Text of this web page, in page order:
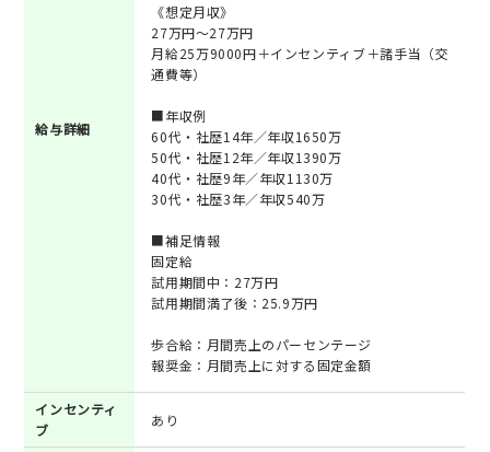
給与詳細
《想定月収》
27万円～27万円
月給25万9000円＋インセンティブ＋諸手当（交
通費等）
■年収例
60代・社歴14年／年収1650万
50代・社歴12年／年収1390万
40代・社歴9年／年収1130万
30代・社歴3年／年収540万
■補足情報
固定給
試用期間中：27万円
試用期間満了後：25.9万円
歩合給：月間売上のパーセンテージ
報奨金：月間売上に対する固定金額
インセンティ
ブ
あり